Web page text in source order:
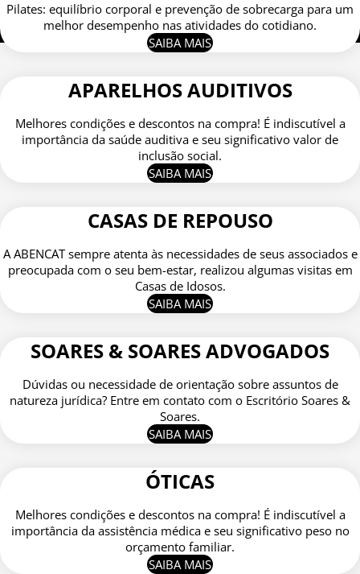
Pilates: equilíbrio corporal e prevenção de sobrecarga para um
melhor desempenho nas atividades do cotidiano.
SAIBA MAIS
APARELHOS AUDITIVOS
Melhores condições e descontos na compra! É indiscutível a
importância da saúde auditiva e seu significativo valor de
inclusão social.
SAIBA MAIS
CASAS DE REPOUSO
A ABENCAT sempre atenta às necessidades de seus associados e
preocupada com o seu bem-estar, realizou algumas visitas em
Casas de Idosos.
SAIBA MAIS
SOARES & SOARES ADVOGADOS
Dúvidas ou necessidade de orientação sobre assuntos de
natureza jurídica? Entre em contato com o Escritório Soares &
Soares.
SAIBA MAIS
ÓTICAS
Melhores condições e descontos na compra! É indiscutível a
importância da assistência médica e seu significativo peso no
orçamento familiar.
SAIBA MAIS